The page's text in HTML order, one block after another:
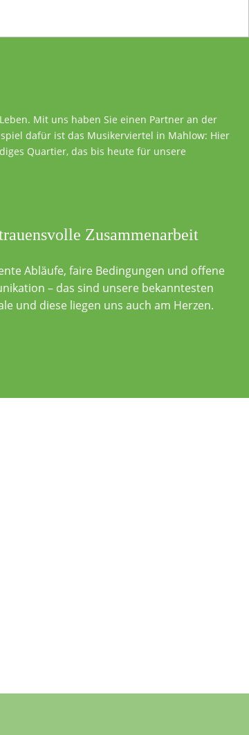
Mit uns haben Sie einen Partner an der
dafür ist das Musikerviertel in Mahlow: Hier
Quartier, das bis heute für unsere
Zusammenarbeit
Abläufe, faire Bedingungen und offene
– das sind unsere bekanntesten
und diese liegen uns auch am Herzen.